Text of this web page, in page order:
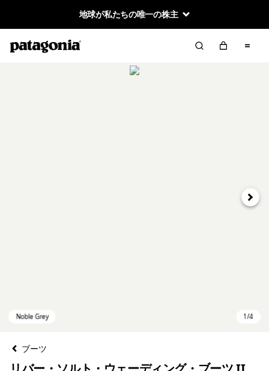
地球が私たちの唯一の株主
次へ
ブーツ